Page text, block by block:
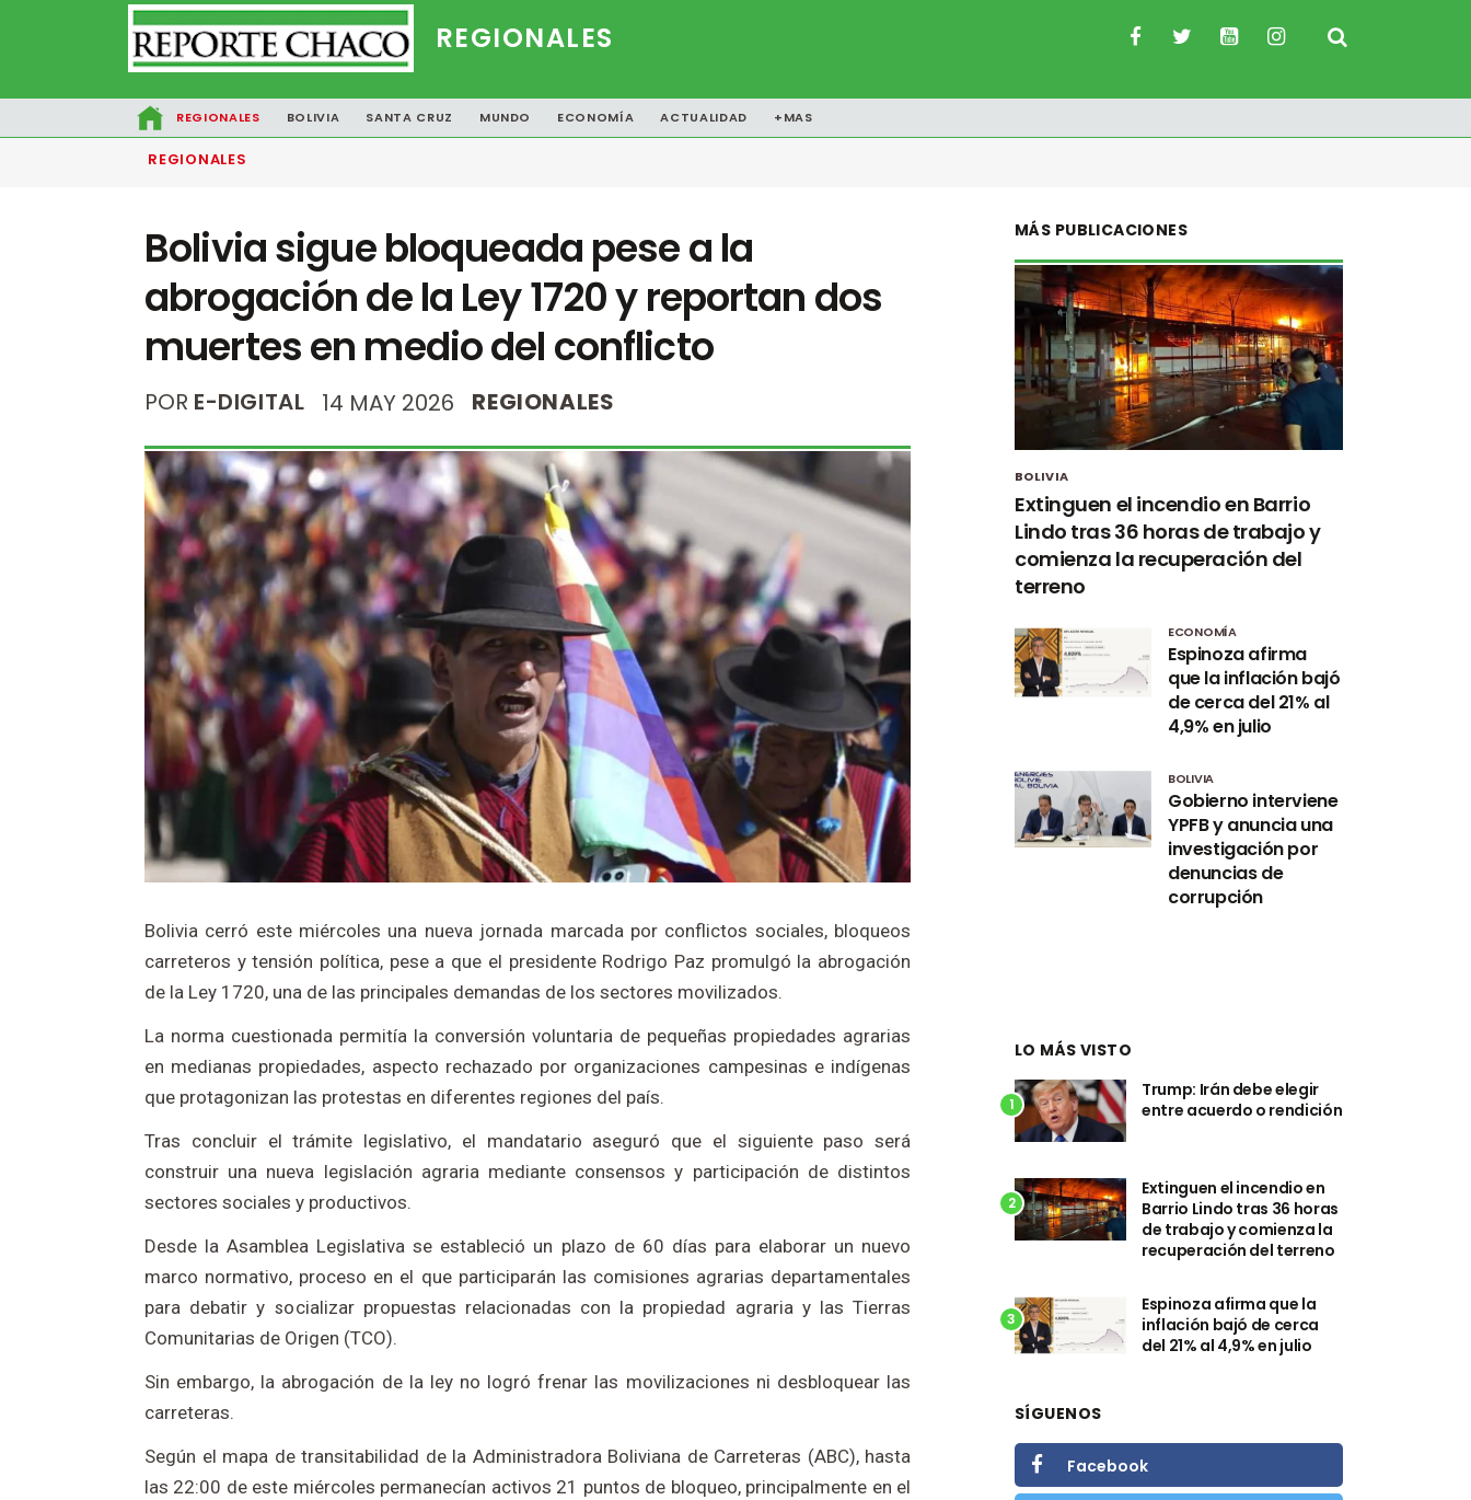
REGIONALES
REGIONALES BOLIVIA SANTA CRUZ MUNDO ECONOMÍA ACTUALIDAD +MAS
REGIONALES
Bolivia sigue bloqueada pese a la
abrogación de la Ley 1720 y reportan dos
muertes en medio del conflicto
POR E-DIGITAL 14 MAY 2026 REGIONALES
Bolivia cerró este miércoles una nueva jornada marcada por conflictos sociales, bloqueos
carreteros y tensión política, pese a que el presidente Rodrigo Paz promulgó la abrogación
de la Ley 1720, una de las principales demandas de los sectores movilizados.
La norma cuestionada permitía la conversión voluntaria de pequeñas propiedades agrarias
en medianas propiedades, aspecto rechazado por organizaciones campesinas e indígenas
que protagonizan las protestas en diferentes regiones del país.
Tras concluir el trámite legislativo, el mandatario aseguró que el siguiente paso será
construir una nueva legislación agraria mediante consensos y participación de distintos
sectores sociales y productivos.
Desde la Asamblea Legislativa se estableció un plazo de 60 días para elaborar un nuevo
marco normativo, proceso en el que participarán las comisiones agrarias departamentales
para debatir y socializar propuestas relacionadas con la propiedad agraria y las Tierras
Comunitarias de Origen (TCO).
Sin embargo, la abrogación de la ley no logró frenar las movilizaciones ni desbloquear las
carreteras.
Según el mapa de transitabilidad de la Administradora Boliviana de Carreteras (ABC), hasta
las 22:00 de este miércoles permanecían activos 21 puntos de bloqueo, principalmente en el
MÁS PUBLICACIONES
BOLIVIA
Extinguen el incendio en Barrio
Lindo tras 36 horas de trabajo y
comienza la recuperación del
terreno
ECONOMÍA
Espinoza afirma
que la inflación bajó
de cerca del 21% al
4,9% en julio
BOLIVIA
Gobierno interviene
YPFB y anuncia una
investigación por
denuncias de
corrupción
LO MÁS VISTO
1
Trump: Irán debe elegir
entre acuerdo o rendición
2
Extinguen el incendio en
Barrio Lindo tras 36 horas
de trabajo y comienza la
recuperación del terreno
3
Espinoza afirma que la
inflación bajó de cerca
del 21% al 4,9% en julio
SÍGUENOS
Facebook